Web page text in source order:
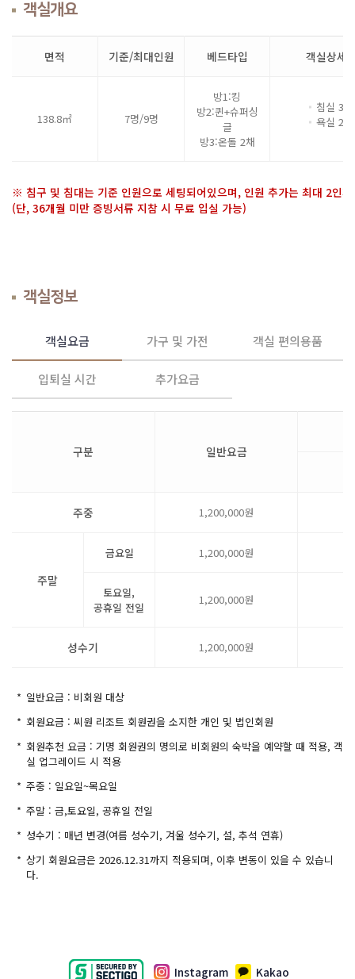
객실개요
면적 기준/최대인원 베드타입 객실상세
138.8㎡ 7명/9명
방1:킹
방2:퀸+슈퍼싱
글
방3:온돌 2채
침실 3
욕실 2
※ 침구 및 침대는 기준 인원으로 세팅되어있으며, 인원 추가는 최대 2인
(단, 36개월 미만 증빙서류 지참 시 무료 입실 가능)
객실정보
객실요금 가구 및 가전 객실 편의용품
입퇴실 시간 추가요금
구분 일반요금
주중 1,200,000원
주말
금요일 1,200,000원
토요일,
공휴일 전일
1,200,000원
성수기 1,200,000원
* 일반요금 : 비회원 대상
* 회원요금 : 씨원 리조트 회원권을 소지한 개인 및 법인회원
* 회원추천 요금 : 기명 회원권의 명의로 비회원의 숙박을 예약할 때 적용, 객
실 업그레이드 시 적용
* 주중 : 일요일~목요일
* 주말 : 금,토요일, 공휴일 전일
* 성수기 : 매년 변경(여름 성수기, 겨울 성수기, 설, 추석 연휴)
* 상기 회원요금은 2026.12.31까지 적용되며, 이후 변동이 있을 수 있습니
다.
Instagram Kakao